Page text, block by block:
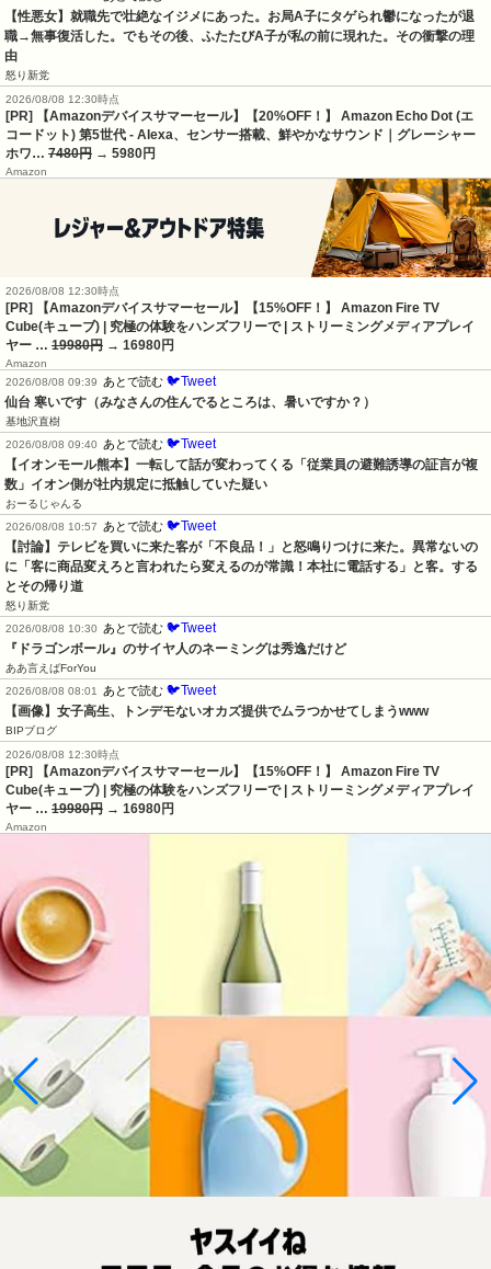
【性悪女】就職先で壮絶なイジメにあった。お局A子にタゲられ鬱になったが退
職→無事復活した。でもその後、ふたたびA子が私の前に現れた。その衝撃の理
由
怒り新党
2026/08/08 12:30時点
[PR] 【Amazonデバイスサマーセール】【20%OFF！】 Amazon Echo Dot (エ
コードット) 第5世代 - Alexa、センサー搭載、鮮やかなサウンド｜グレーシャー
ホワ… 7480円 → 5980円
Amazon
2026/08/08 12:30時点
[PR] 【Amazonデバイスサマーセール】【15%OFF！】 Amazon Fire TV
Cube(キューブ) | 究極の体験をハンズフリーで | ストリーミングメディアプレイ
ヤー … 19980円 → 16980円
Amazon
2026/08/08 09:39
あとで読む 🐦Tweet
仙台 寒いです（みなさんの住んでるところは、暑いですか？）
基地沢直樹
2026/08/08 09:40
あとで読む 🐦Tweet
【イオンモール熊本】一転して話が変わってくる「従業員の避難誘導の証言が複
数」イオン側が社内規定に抵触していた疑い
おーるじゃんる
2026/08/08 10:57
あとで読む 🐦Tweet
【討論】テレビを買いに来た客が「不良品！」と怒鳴りつけに来た。異常ないの
に「客に商品変えろと言われたら変えるのが常識！本社に電話する」と客。する
とその帰り道
怒り新党
2026/08/08 10:30
あとで読む 🐦Tweet
『ドラゴンボール』のサイヤ人のネーミングは秀逸だけど
ああ言えばForYou
2026/08/08 08:01
あとで読む 🐦Tweet
【画像】女子高生、トンデモないオカズ提供でムラつかせてしまうwww
BIPブログ
2026/08/08 12:30時点
[PR] 【Amazonデバイスサマーセール】【15%OFF！】 Amazon Fire TV
Cube(キューブ) | 究極の体験をハンズフリーで | ストリーミングメディアプレイ
ヤー … 19980円 → 16980円
Amazon